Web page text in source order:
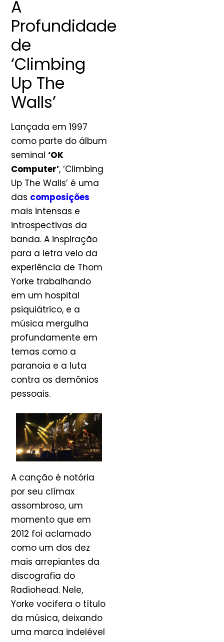
A
Profundidade
de
‘Climbing
Up The
Walls’
Lançada em 1997
como parte do álbum
seminal ‘OK
Computer’, ‘Climbing
Up The Walls’ é uma
das composições
mais intensas e
introspectivas da
banda. A inspiração
para a letra veio da
experiência de Thom
Yorke trabalhando
em um hospital
psiquiátrico, e a
música mergulha
profundamente em
temas como a
paranoia e a luta
contra os demônios
pessoais.
A canção é notória
por seu clímax
assombroso, um
momento que em
2012 foi aclamado
como um dos dez
mais arrepiantes da
discografia do
Radiohead. Nele,
Yorke vocifera o título
da música, deixando
uma marca indelével